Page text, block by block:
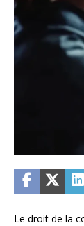
Le droit de la